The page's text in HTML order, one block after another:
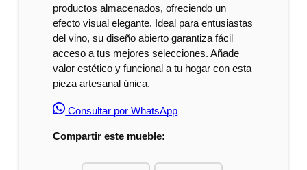
productos almacenados, ofreciendo un
efecto visual elegante. Ideal para entusiastas
del vino, su diseño abierto garantiza fácil
acceso a tus mejores selecciones. Añade
valor estético y funcional a tu hogar con esta
pieza artesanal única.
Consultar por WhatsApp
Compartir este mueble: